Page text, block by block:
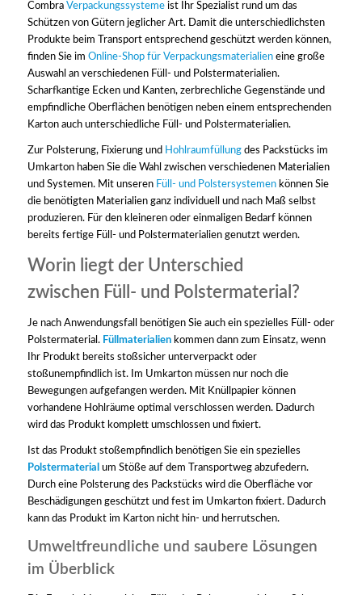
Combra Verpackungssystemeist Ihr Spezialist rund um das
Schützen von Gütern jeglicher Art. Damit die unterschiedlichsten
Produkte beim Transport entsprechend geschützt werden können,
finden Sie im Online-Shop für Verpackungsmaterialieneine große
Auswahl an verschiedenen Füll- und Polstermaterialien.
Scharfkantige Ecken und Kanten, zerbrechliche Gegenstände und
empfindliche Oberflächen benötigen neben einem entsprechenden
Karton auch unterschiedliche Füll- und Polstermaterialien.
Zur Polsterung, Fixierung und Hohlraumfüllungdes Packstücks im
Umkarton haben Sie die Wahl zwischen verschiedenen Materialien
und Systemen. Mit unseren Füll- und Polstersystemenkönnen Sie
die benötigten Materialien ganz individuell und nach Maß selbst
produzieren. Für den kleineren oder einmaligen Bedarf können
bereits fertige Füll- und Polstermaterialien genutzt werden.
Worin liegt der Unterschied
zwischen Füll- und Polstermaterial?
Je nach Anwendungsfall benötigen Sie auch ein spezielles Füll- oder
Polstermaterial. Füllmaterialienkommen dann zum Einsatz, wenn
Ihr Produkt bereits stoßsicher unterverpackt oder
stoßunempfindlich ist. Im Umkarton müssen nur noch die
Bewegungen aufgefangen werden. Mit Knüllpapier können
vorhandene Hohlräume optimal verschlossen werden. Dadurch
wird das Produkt komplett umschlossen und fixiert.
Ist das Produkt stoßempfindlich benötigen Sie ein spezielles
Polstermaterial um Stöße auf dem Transportweg abzufedern.
Durch eine Polsterung des Packstücks wird die Oberfläche vor
Beschädigungen geschützt und fest im Umkarton fixiert. Dadurch
kann das Produkt im Karton nicht hin- und herrutschen.
Umweltfreundliche und saubere Lösungen
im Überblick